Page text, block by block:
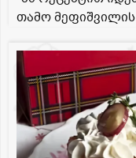
თამო